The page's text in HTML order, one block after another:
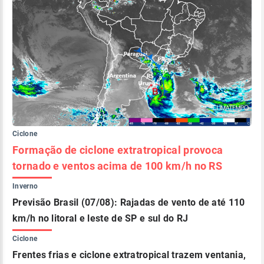
Ciclone
Formação de ciclone extratropical provoca
tornado e ventos acima de 100 km/h no RS
Inverno
Previsão Brasil (07/08): Rajadas de vento de até 110
km/h no litoral e leste de SP e sul do RJ
Ciclone
Frentes frias e ciclone extratropical trazem ventania,